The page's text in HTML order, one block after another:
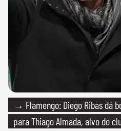
→ Flamengo: Diego Ribas dá
para Thiago Almada, alvo do